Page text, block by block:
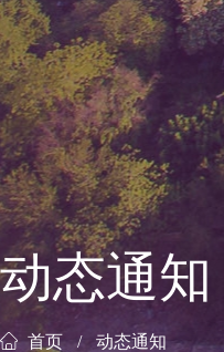
动态通知
首页 动态通知